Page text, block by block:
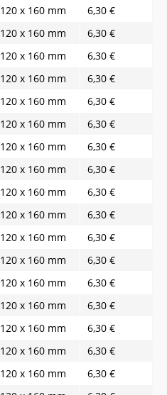
120 x 160 mm
6,30 €
120 x 160 mm
6,30 €
120 x 160 mm
6,30 €
120 x 160 mm
6,30 €
120 x 160 mm
6,30 €
120 x 160 mm
6,30 €
120 x 160 mm
6,30 €
120 x 160 mm
6,30 €
120 x 160 mm
6,30 €
120 x 160 mm
6,30 €
120 x 160 mm
6,30 €
120 x 160 mm
6,30 €
120 x 160 mm
6,30 €
120 x 160 mm
6,30 €
120 x 160 mm
6,30 €
120 x 160 mm
6,30 €
120 x 160 mm
6,30 €